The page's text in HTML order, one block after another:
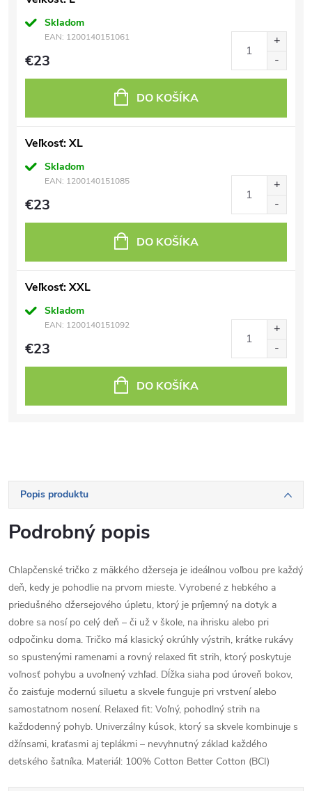
Skladom
EAN: 1200140151061
€23
DO KOŠÍKA
Veľkosť: XL
Skladom
EAN: 1200140151085
€23
DO KOŠÍKA
Veľkosť: XXL
Skladom
EAN: 1200140151092
€23
DO KOŠÍKA
Popis produktu
Podrobný popis
Chlapčenské tričko z mäkkého džerseja je ideálnou voľbou pre každý
deň, kedy je pohodlie na prvom mieste. Vyrobené z hebkého a
priedušného džersejového úpletu, ktorý je príjemný na dotyk a
dobre sa nosí po celý deň – či už v škole, na ihrisku alebo pri
odpočinku doma. Tričko má klasický okrúhly výstrih, krátke rukávy
so spustenými ramenami a rovný relaxed fit strih, ktorý poskytuje
voľnosť pohybu a uvoľnený vzhľad. Dĺžka siaha pod úroveň bokov,
čo zaisťuje modernú siluetu a skvele funguje pri vrstvení alebo
samostatnom nosení. Relaxed fit: Voľný, pohodlný strih na
každodenný pohyb. Univerzálny kúsok, ktorý sa skvele kombinuje s
džínsami, kraťasmi aj teplákmi – nevyhnutný základ každého
detského šatníka. Materiál: 100% Cotton Better Cotton (BCI)